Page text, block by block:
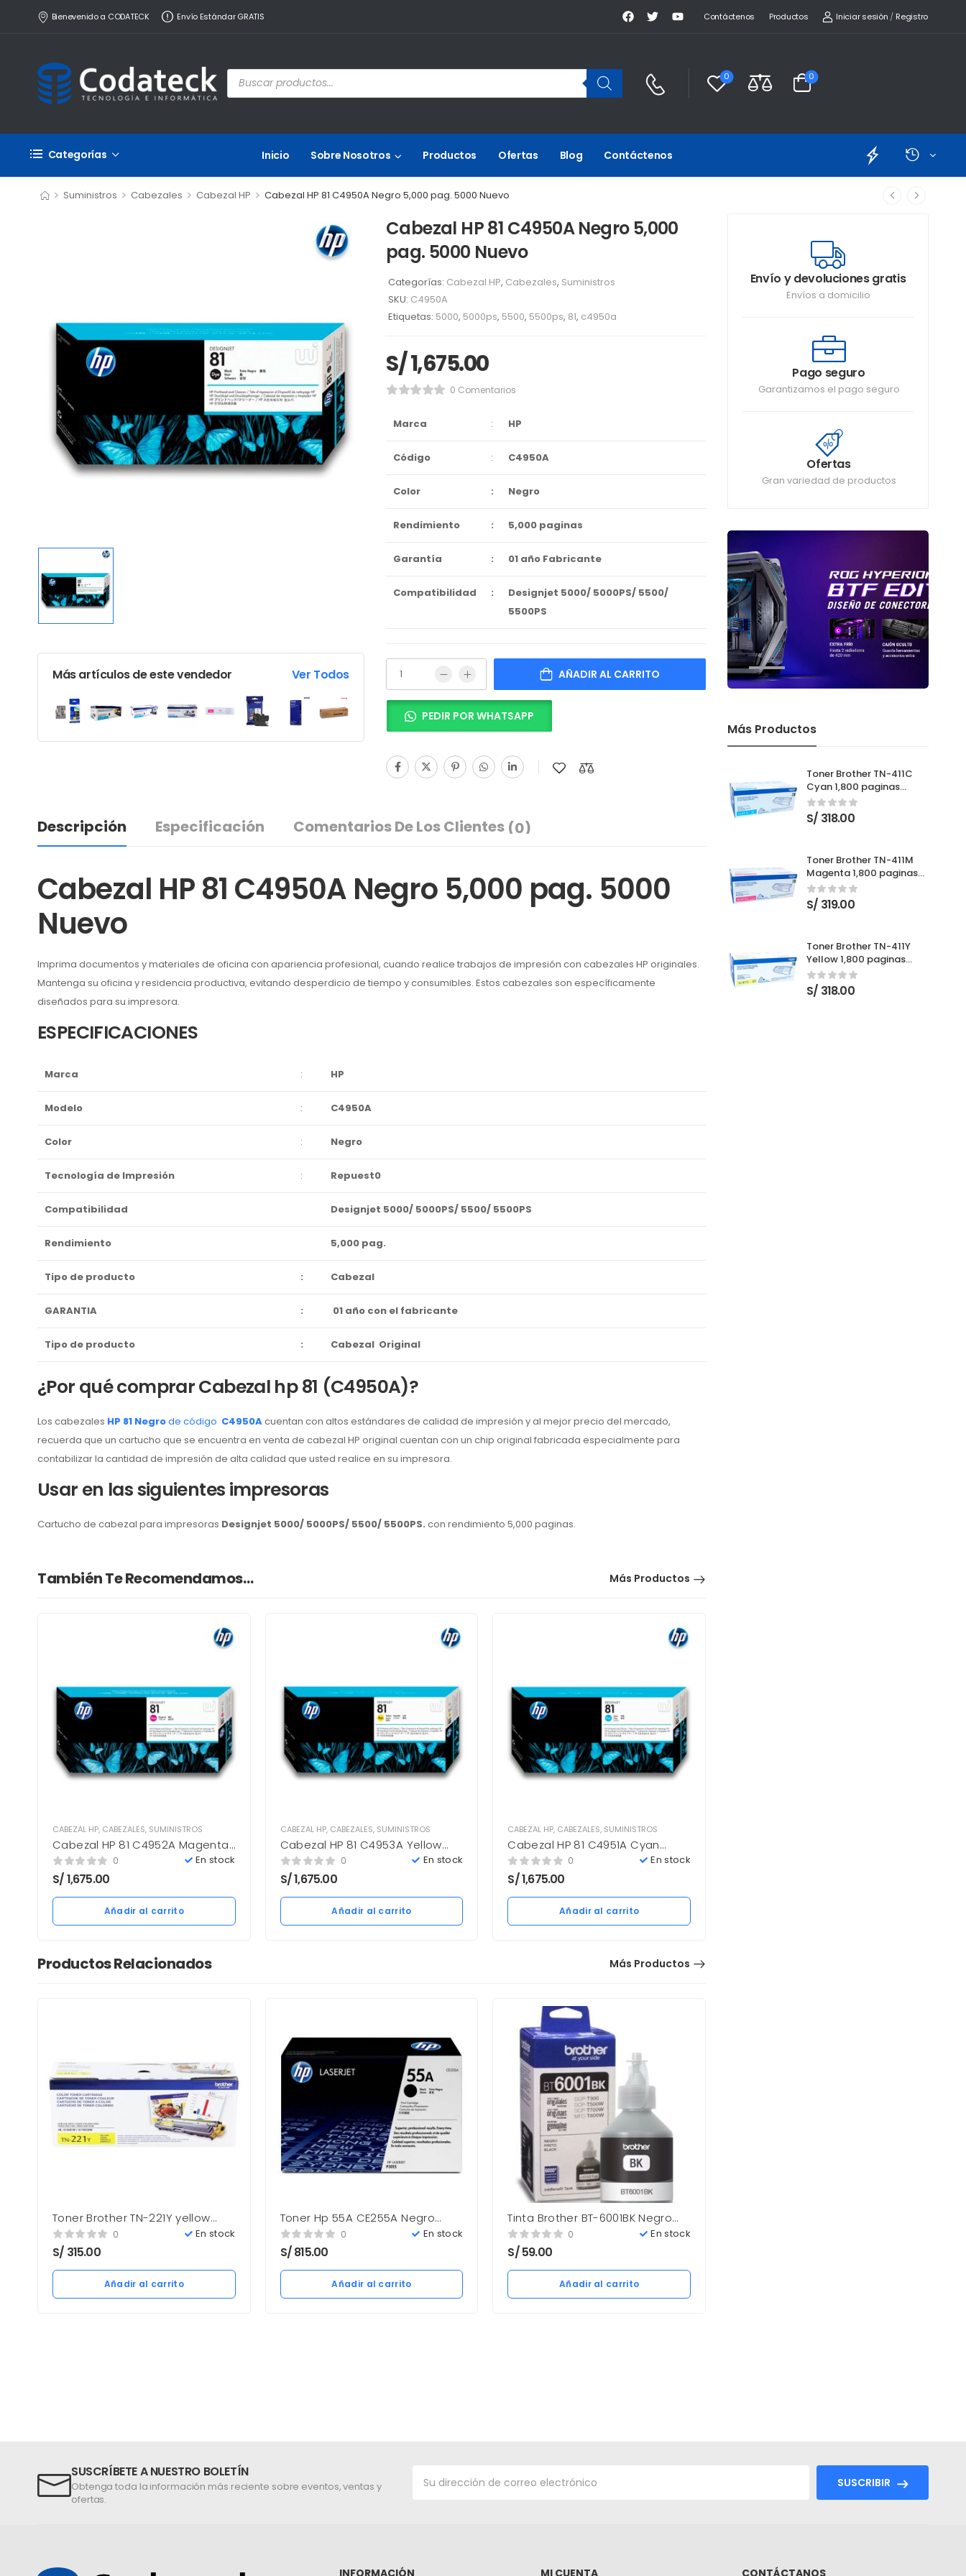
Bienevenido a CODATECK Envío Estándar GRATIS Contáctenos Productos Iniciar sesión / Registro
0 0
Categorías Inicio Sobre Nosotros Productos Ofertas Blog Contáctenos
> Suministros > Cabezales > Cabezal HP > Cabezal HP 81 C4950A Negro 5,000 pag. 5000 Nuevo
Envío y devoluciones gratis
Envíos a domicilio
Pago seguro
Garantizamos el pago seguro
Ofertas
Gran variedad de productos
Más Productos
Toner Brother TN-411C
Cyan 1,800 paginas
Nuevo
S/ 318.00
Toner Brother TN-411M
Magenta 1,800 paginas
Nuevo
S/ 319.00
Toner Brother TN-411Y
Yellow 1,800 paginas
Nuevo
S/ 318.00
Más artículos de este vendedor Ver Todos
Cabezal HP 81 C4950A Negro 5,000
pag. 5000 Nuevo
Categorías: Cabezal HP, Cabezales, Suministros
SKU: C4950A
Etiquetas: 5000, 5000ps, 5500, 5500ps, 81, c4950a
S/1,675.00
0 Comentarios
Marca : HP
Código : C4950A
Color : Negro
Rendimiento : 5,000 paginas
Garantía : 01 año Fabricante
Compatibilidad :
Designjet 5000/ 5000PS/ 5500/
5500PS
AÑADIR AL CARRITO
PEDIR POR WHATSAPP
Descripción Especificación Comentarios De Los Clientes (0)
Cabezal HP 81 C4950A Negro 5,000 pag. 5000
Nuevo
Imprima documentos y materiales de oficina con apariencia profesional, cuando realice trabajos de impresión con cabezales HP originales.
Mantenga su oficina y residencia productiva, evitando desperdicio de tiempo y consumibles. Estos cabezales son específicamente
diseñados para su impresora.
ESPECIFICACIONES
Marca : HP
Modelo : C4950A
Color : Negro
Tecnología de Impresión : Repuest0
Compatibilidad Designjet 5000/ 5000PS/ 5500/ 5500PS
Rendimiento 5,000 pag.
Tipo de producto : Cabezal
GARANTIA : 01 año con el fabricante
Tipo de producto : Cabezal Original
¿Por qué comprar Cabezal hp 81 (C4950A)?
Los cabezales HP 81 Negrode código C4950Acuentan con altos estándares de calidad de impresión y al mejor precio del mercado,
recuerda que un cartucho que se encuentra en venta de cabezal HP original cuentan con un chip original fabricada especialmente para
contabilizar la cantidad de impresión de alta calidad que usted realice en su impresora.
Usar en las siguientes impresoras
Cartucho de cabezal para impresoras Designjet 5000/ 5000PS/ 5500/ 5500PS. con rendimiento 5,000 paginas.
También Te Recomendamos… Más Productos
CABEZAL HP, CABEZALES, SUMINISTROS
Cabezal HP 81 C4952A Magenta
5,000 pag. 5000 Nuevo
0 En stock
S/1,675.00
Añadir al carrito
CABEZAL HP, CABEZALES, SUMINISTROS
Cabezal HP 81 C4953A Yellow
5,000 pag. 5000 Nuevo
0 En stock
S/1,675.00
Añadir al carrito
CABEZAL HP, CABEZALES, SUMINISTROS
Cabezal HP 81 C4951A Cyan
5,000 pag. 5000 Nuevo
0 En stock
S/1,675.00
Añadir al carrito
Productos Relacionados Más Productos
Toner Brother TN-221Y yellow
1,400 pag. Nuevo
0 En stock
S/ 315.00
Añadir al carrito
Toner Hp 55A CE255A Negro
6,000 Pag Laserjet Nuevo
0 En stock
S/815.00
Añadir al carrito
Tinta Brother BT-6001BK Negro
108ML Nuevo
0 En stock
S/59.00
Añadir al carrito
SUSCRÍBETE A NUESTRO BOLETÍN
Obtenga toda la información más reciente sobre eventos, ventas y
ofertas.
SUSCRIBIR
INFORMACIÓN MI CUENTA CONTÁCTANOS